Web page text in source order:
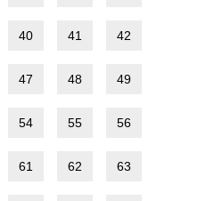
40 41 42
47 48 49
54 55 56
61 62 63